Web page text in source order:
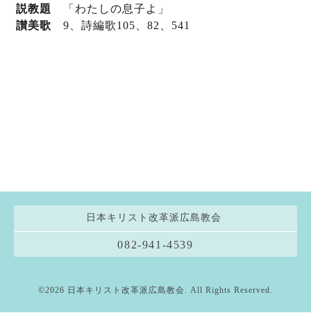
説教題
「わたしの息子よ」
讃美歌 9、詩編歌105 、82 、541
日本キリスト改革派広島教会
082-941-4539
©2026 日本キリスト改革派広島教会. All Rights Reserved.